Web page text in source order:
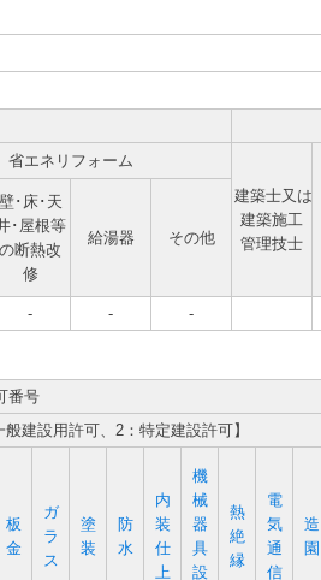
省エネリフォーム
建築士又は
建築施工
管理技士
壁･床･天
･屋根等
の断熱改
修
給湯器 その他
- - -
番号
建設用許可、2：特定建設許可】
板
金
ガ
ラ
ス
塗
装
防
水
内
装
仕
上
機
械
器
具
設
熱
絶
縁
電
気
通
信
造
園